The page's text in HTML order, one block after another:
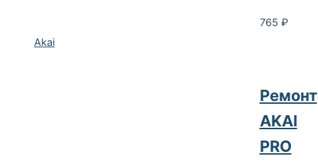
Akai
765 ₽
Ремонт
AKAI
PRO